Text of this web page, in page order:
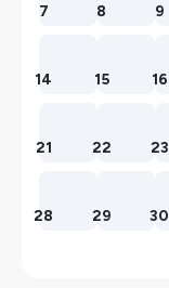
7 8 9
14 15 16
21 22 23
28 29 30